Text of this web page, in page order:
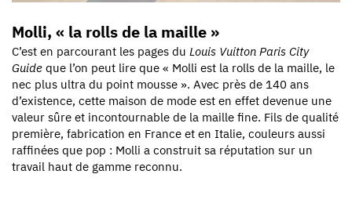
Molli, « la rolls de la maille »
C’est en parcourant les pages du Louis Vuitton Paris City
Guideque l’on peut lire que « Molli est la rolls de la maille, le
nec plus ultra du point mousse ». Avec près de 140 ans
d’existence, cette maison de mode est en effet devenue une
valeur sûre et incontournable de la maille fine. Fils de qualité
première, fabrication en France et en Italie, couleurs aussi
raffinées que pop : Molli a construit sa réputation sur un
travail haut de gamme reconnu.